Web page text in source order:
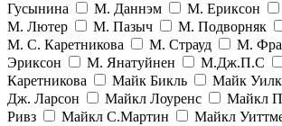
Гусынина
М. Даннэм М. Ериксон
М. Лютер
М. Пазыч М. Подворняк
М. С. Каретникова
М. Страуд М.
Эриксон
М. Янатуйнен М.Дж.П.С
Каретникова
Майк Бикль Майк
Дж. Ларсон
Майкл Лоуренс Майкл
Ривз
Майкл С.Мартин Майкл